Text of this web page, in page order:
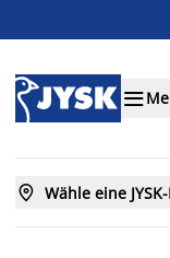

 Wähle eine